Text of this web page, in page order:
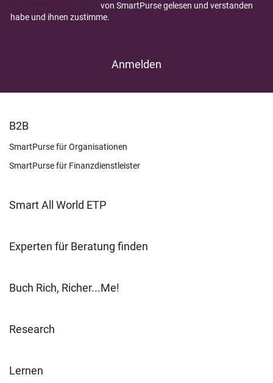
von SmartPurse gelesen und verstanden
habe und ihnen zustimme.
FOOTER
LEARN
B2B
SmartPurse für Organisationen
SmartPurse für Finanzdienstleister
Smart All World ETP
Experten für Beratung finden
Buch Rich, Richer...Me!
Research
FOOTER
Lernen